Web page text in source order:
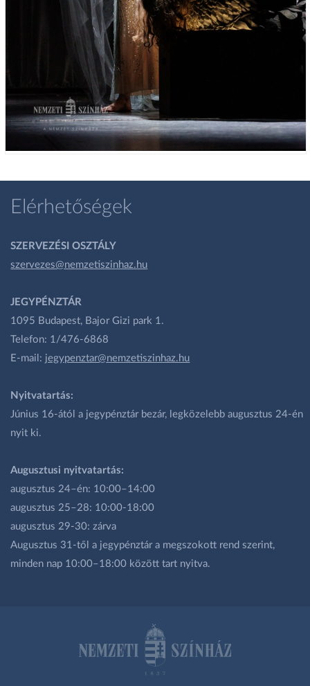
Elérhetőségek
SZERVEZÉSI OSZTÁLY
szervezes@nemzetiszinhaz.hu
JEGYPÉNZTÁR
1095 Budapest, Bajor Gizi park 1.
Telefon: 1/476-6868
E-mail: jegypenztar@nemzetiszinhaz.hu
Nyitvatartás:
Június 16-ától a jegypénztár bezár, legközelebb augusztus 24-én
nyit ki.
Augusztusi nyitvatartás:
augusztus 24–én: 10:00–14:00
augusztus 25–28: 10:00-18:00
augusztus 29-30: zárva
Augusztus 31-től a jegypénztár a megszokott rend szerint,
minden nap 10:00–18:00 között tart nyitva.